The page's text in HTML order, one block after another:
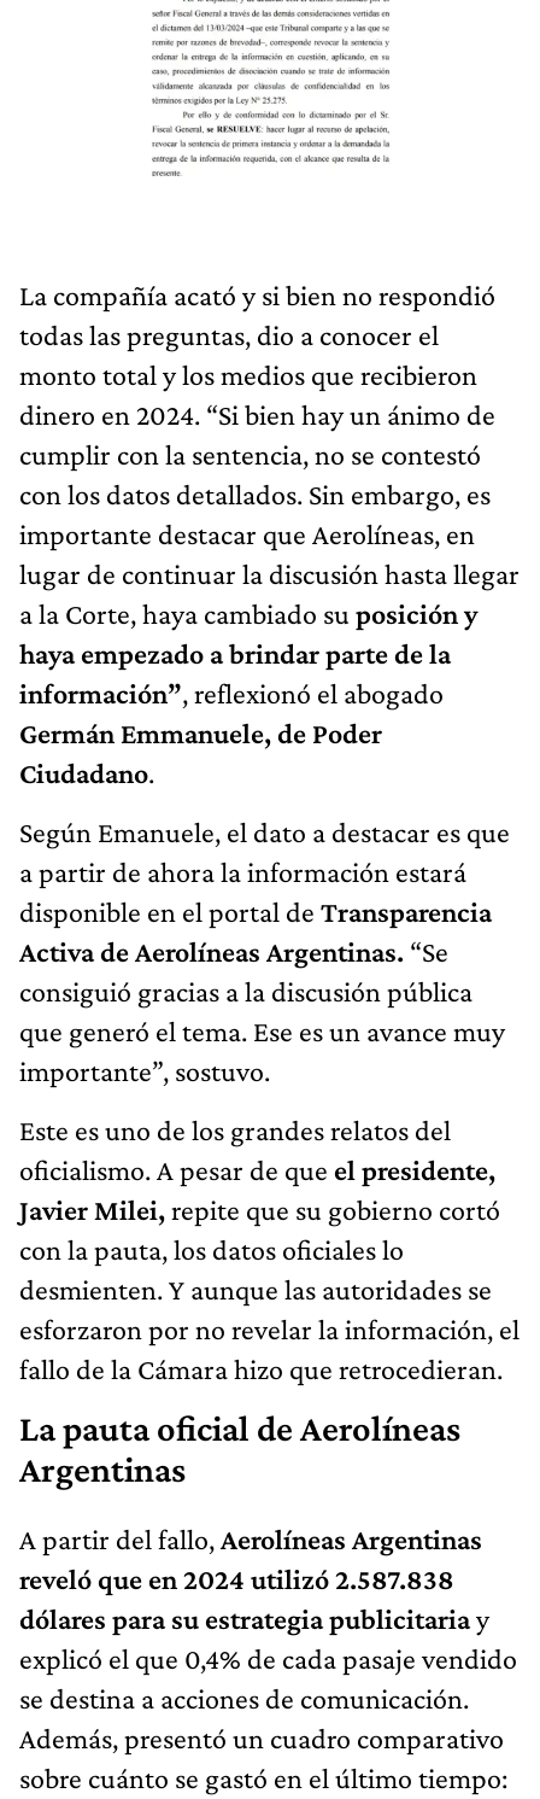
La compañía acató y si bien no respondió
todas las preguntas, dio a conocer el
monto total y los medios que recibieron
dinero en 2024. “Si bien hay un ánimo de
cumplir con la sentencia, no se contestó
con los datos detallados. Sin embargo, es
importante destacar que Aerolíneas, en
lugar de continuar la discusión hasta llegar
a la Corte, haya cambiado su posición y
haya empezado a brindar parte de la
información”, reflexionó el abogado
Germán Emmanuele, de Poder
Ciudadano.
Según Emanuele, el dato a destacar es que
a partir de ahora la información estará
disponible en el portal de Transparencia
Activa de Aerolíneas Argentinas. “Se
consiguió gracias a la discusión pública
que generó el tema. Ese es un avance muy
importante”, sostuvo.
Este es uno de los grandes relatos del
oficialismo. A pesar de que el presidente,
Javier Milei,repite que su gobierno cortó
con la pauta, los datos oficiales lo
desmienten. Y aunque las autoridades se
esforzaron por no revelar la información, el
fallo de la Cámara hizo que retrocedieran.
La pauta oficial de Aerolíneas
Argentinas
A partir del fallo,Aerolíneas Argentinas
reveló que en 2024 utilizó 2.587.838
dólares para su estrategia publicitariay
explicó el que 0,4% de cada pasaje vendido
se destina a acciones de comunicación.
Además, presentó un cuadro comparativo
sobre cuánto se gastó en el último tiempo: